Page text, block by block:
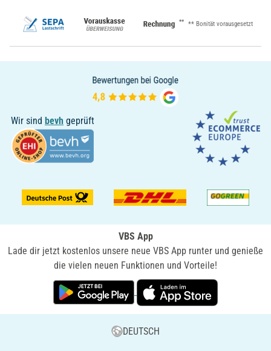
** ** Bonität vorausgesetzt
Wir sind bevh geprüft
VBS App
Lade dir jetzt kostenlos unsere neue VBS App runter und genieße
die vielen neuen Funktionen und Vorteile!
DEUTSCH